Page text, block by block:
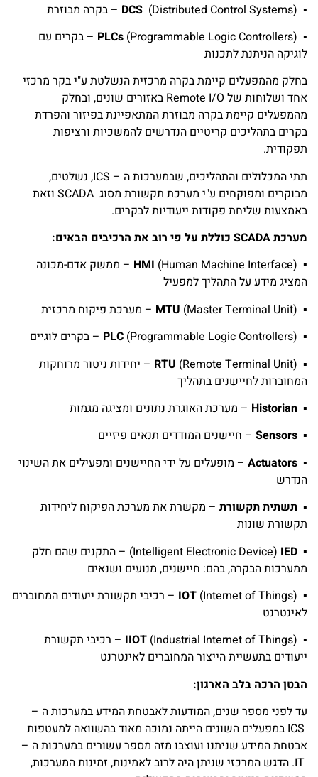
▪
DCS (Distributed Control Systems)
– בקרה מבוזרת
▪
PLCs (Programmable Logic Controllers) – בקרים עם
לוגיקה הניתנת לתכנות
בחלק מהמפעלים קיימת בקרה מרכזית הנשלטת ע"י בקר מרכזי
אחד ושלוחות של Remote I/O באזורים שונים, ובחלק
מהמפעלים קיימת בקרה מבוזרת המתאפיינת בפיזור והפרדת
בקרים בתהליכים קריטיים הנדרשים להמשכיות ורציפות
תפקודית.
תתי המכלולים והתהליכים, שבמערכות ה – ICS, נשלטים,
מבוקרים ומפוקחים ע"י מערכת תקשורת מסוג SCADA וזאת
באמצעות שליחת פקודות ייעודיות לבקרים.
מערכתSCADA כוללת על פי רוב את הרכיבים הבאים:
▪
(Human Machine Interface)
– ממשק אדם-מכונה
המציג מידע על התהליך למפעיל
▪
(Master Terminal Unit)
– מערכת פיקוח מרכזית
▪
(Programmable Logic Controllers)
– בקרים לוגיים
▪
(Remote Terminal Unit)
– יחידות ניטור מרוחקות
המחוברות לחיישנים בתהליך
▪
Historian – מערכת האוגרת נתונים ומציגה מגמות
▪
Sensors – חיישנים המודדים תנאים פיזיים
▪
Actuators – מופעלים על ידי החיישנים ומפעילים את השינוי
הנדרש
▪ תשתית תקשורת – מקשרת את מערכת הפיקוח ליחידות
תקשורת שונות
▪
Intelligent Electronic Device) IED
) – התקנים שהם חלק
ממערכות הבקרה, בהם: חיישנים, מנועים ושנאים
▪
(Internet of Things)
– רכיבי תקשורת ייעודים המחוברים
לאינטרנט
▪
(Industrial Internet of Things)
– רכיבי תקשורת
ייעודים בתעשיית הייצור המחוברים לאינטרנט
הבטן הרכה בלב הארגון:
עד לפני מספר שנים, המודעות לאבטחת המידע במערכות ה –
ICS במפעלים השונים הייתה נמוכה מאוד בהשוואה למעטפות
אבטחת המידע שניתנו ועוצבו מזה מספר עשורים במערכות ה –
IT. הדגש המרכזי שניתן היה לרוב לאמינות, זמינות המערכות,